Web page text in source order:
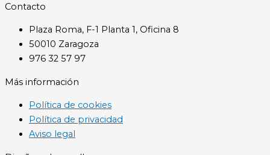
Contacto
Plaza Roma, F-1 Planta 1, Oficina 8
50010 Zaragoza
976 32 57 97
Más información
Política de cookies
Política de privacidad
Aviso legal